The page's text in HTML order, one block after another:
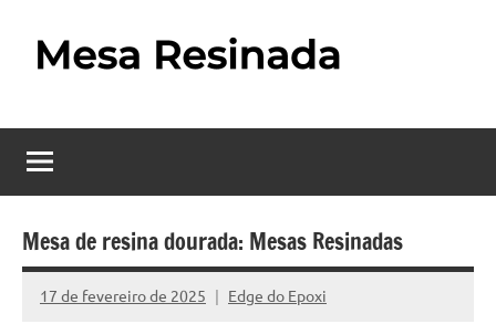
Resinada
–
Como
Fazer
o
fascinante
mesas
onde
Mesa de resina dourada: Mesas Resinadas
17 de fevereiro de 2025 Edge do Epoxi
Nenhum